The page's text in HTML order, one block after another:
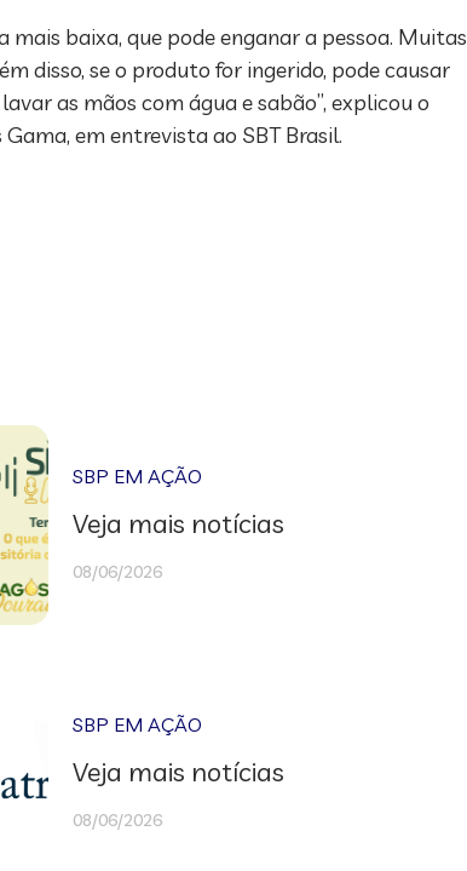
baixa, que pode enganar a pessoa. Muitas
disso, se o produto for ingerido, pode causar
as mãos com água e sabão”, explicou o
em entrevista ao SBT Brasil.
SBP EM AÇÃO
Veja mais notícias
08/06/2026
SBP EM AÇÃO
Veja mais notícias
08/06/2026